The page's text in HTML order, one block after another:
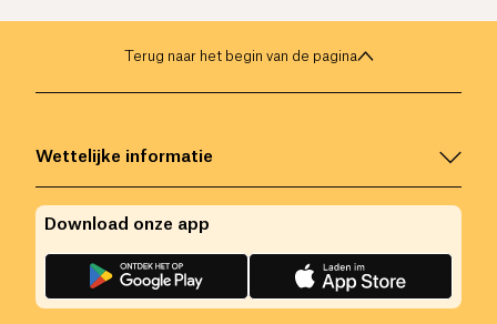
Terug naar het begin van de pagina
Wettelijke informatie
Download onze app